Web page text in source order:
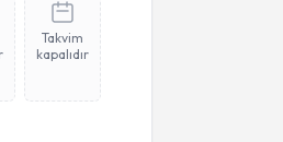
Takvim
kapalıdır